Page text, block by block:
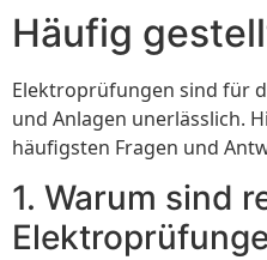
Häufig
Elektroprüfungen sind für
und Anlagen unerlässlich.
häufigsten Fragen und
1. Warum sind